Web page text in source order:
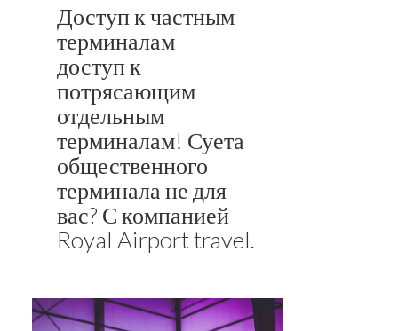
Доступ к частным
терминалам -
доступ к
потрясающим
отдельным
терминалам! Суета
общественного
терминала не для
вас? С компанией
Royal Airport travel.